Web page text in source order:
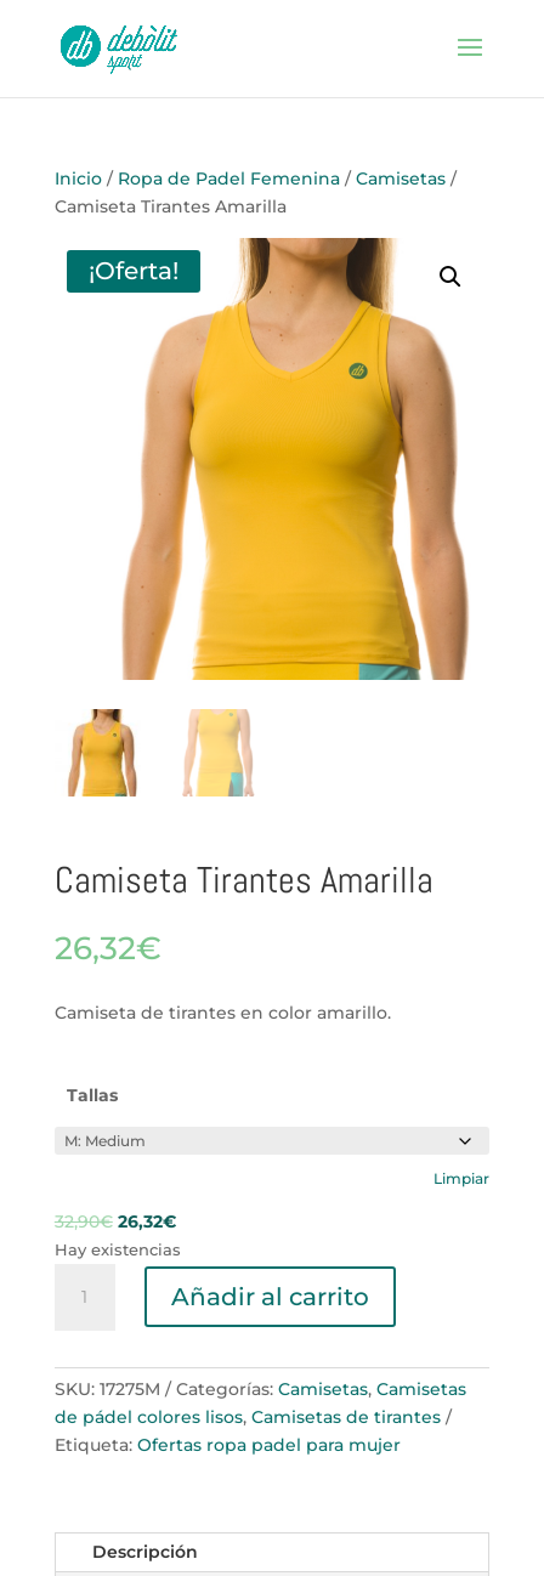
Inicio/ Ropa de Padel Femenina/Camisetas/
Camiseta Tirantes Amarilla
¡Oferta!
Camiseta Tirantes Amarilla
26,32€
Camiseta de tirantes en color amarillo.
Tallas
Limpiar
32,90€ El
precio
original
32,90€.
26,32€El
precio
actual
es:
26,32€.
Hay existencias
Tirantes
Añadir al carrito
SKU: 17275M Categorías: Camisetas, Camisetas
de pádel colores lisos, Camisetas de tirantes
Etiqueta: Ofertas ropa padel para mujer
Descripción